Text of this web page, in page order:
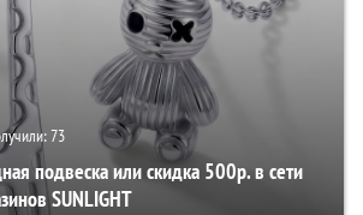
73
подвеска или скидка 500р. в сети
SUNLIGHT